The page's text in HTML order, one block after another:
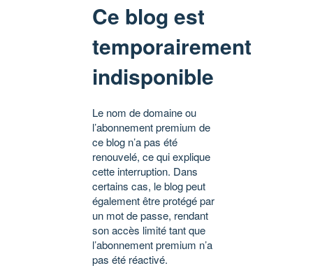
Ce blog est
temporairement
indisponible
Le nom de domaine ou
l’abonnement premium de
ce blog n’a pas été
renouvelé, ce qui explique
cette interruption. Dans
certains cas, le blog peut
également être protégé par
un mot de passe, rendant
son accès limité tant que
l’abonnement premium n’a
pas été réactivé.